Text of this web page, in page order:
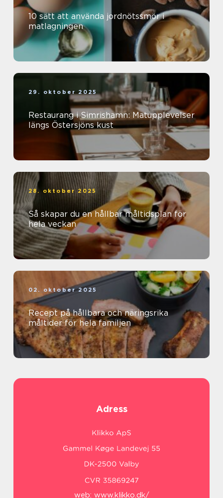
10 sätt att använda jordnötssmör i
matlagningen
29. oktober 2025
Restaurang i Simrishamn: Matupplevelser
längs Östersjöns kust
28. oktober 2025
Så skapar du en hållbar måltidsplan för
hela veckan
02. oktober 2025
Recept på hållbara och näringsrika
måltider för hela familjen
Adress
web: www.klikko.dk/